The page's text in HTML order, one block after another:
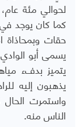
لحوالي مئة
كما كان يوجد
حقات
يسمى أبو
يتميز بدفء
يذهبون إليه
واستمرت
الناس منه.